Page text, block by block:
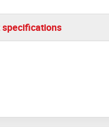
specifications